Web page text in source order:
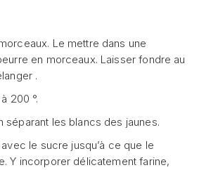
Le mettre dans une
en morceaux. Laisser fondre au
.
200 °.
les blancs des jaunes.
le sucre jusqu’à ce que le
Y incorporer délicatement farine,